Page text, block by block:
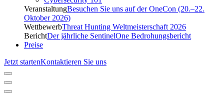
VeranstaltungBesuchen Sie uns auf der OneCon (20.–22.
Oktober 2026)
WettbewerbThreat Hunting Weltmeisterschaft 2026
BerichtDer jährliche SentinelOne Bedrohungsbericht
Preise
Jetzt startenKontaktieren Sie uns